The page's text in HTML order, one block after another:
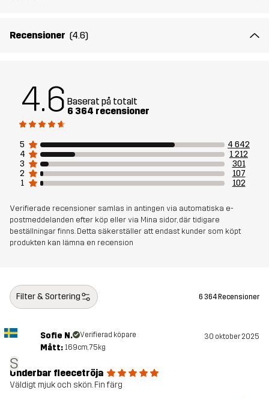
Skapad för
Recensioner (4.6)
4.6 Baserat på totalt
6 364 recensioner
5
4 642
4
1 212
3
301
2
107
1
102
Verifierade recensioner samlas in antingen via automatiska e-
postmeddelanden efter köp eller via Mina sidor, där tidigare
beställningar finns. Detta säkerställer att endast kunder som köpt
produkten kan lämna en recension
Filter & Sortering 6 364 Recensioner
S
Sofie N. Verifierad köpare 30 oktober 2025
Mått: 169cm, 75kg
Underbar fleecetröja
Väldigt mjuk och skön. Fin färg